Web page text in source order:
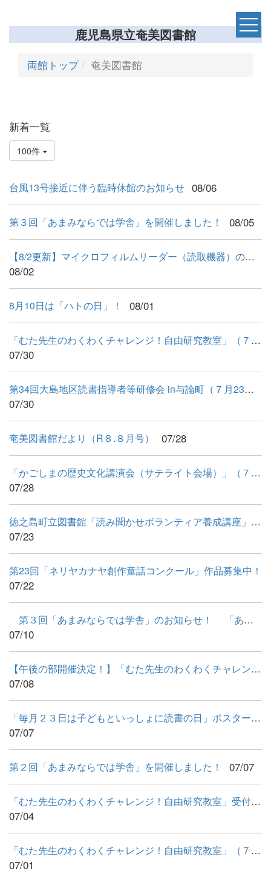
鹿児島県立奄美図書館
両館トップ 奄美図書館
新着一覧
100件
台風13号接近に伴う臨時休館のお知らせ 08/06
第３回「あまみならでは学舎」を開催しました！ 08/05
【8/2更新】マイクロフィルムリーダー（読取機器）の利用再開につ...
08/02
8月10日は「ハトの日」！ 08/01
「むた先生のわくわくチャレンジ！自由研究教室」（７月26日）
07/30
第34回大島地区読書指導者等研修会 in与論町（７月23日・24日） ...
07/30
奄美図書館だより（R８.８月号） 07/28
「かごしまの歴史文化講演会（サテライト会場）」（７月25日）
07/28
徳之島町立図書館「読み聞かせボランティア養成講座」（７月19日...
07/23
第23回「ネリヤカナヤ創作童話コンクール」作品募集中！
07/22
第３回「あまみならでは学舎」のお知らせ！ 「あまみならで...
07/10
【午後の部開催決定！】「むた先生のわくわくチャレンジ！自由研...
07/08
「毎月２３日は子どもといっしょに読書の日」ポスター原画コンク...
07/07
第２回「あまみならでは学舎」を開催しました！ 07/07
「むた先生のわくわくチャレンジ！自由研究教室」受付終了のお知...
07/04
「むた先生のわくわくチャレンジ！自由研究教室」（７月26日）
07/01